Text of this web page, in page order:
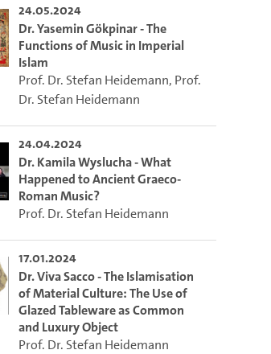
24.05.2024
Dr. Yasemin Gökpinar - The
Functions of Music in Imperial
Islam
Prof. Dr. Stefan Heidemann, Prof.
Dr. Stefan Heidemann
24.04.2024
Dr. Kamila Wyslucha - What
Happened to Ancient Graeco-
Roman Music?
Prof. Dr. Stefan Heidemann
17.01.2024
Dr. Viva Sacco - The Islamisation
of Material Culture: The Use of
Glazed Tableware as Common
and Luxury Object
Prof. Dr. Stefan Heidemann